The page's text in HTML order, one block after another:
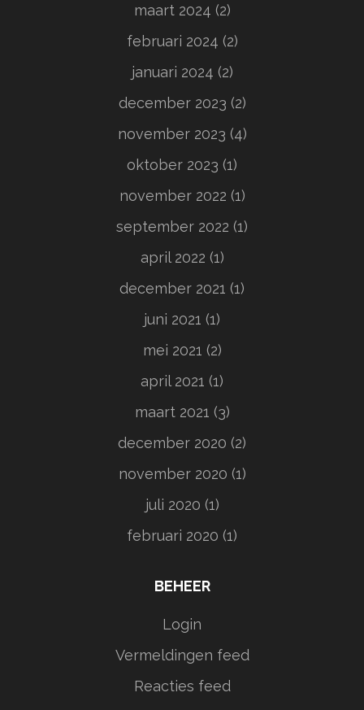
maart 2024 (2)
februari 2024 (2)
januari 2024 (2)
december 2023 (2)
november 2023 (4)
oktober 2023 (1)
november 2022 (1)
september 2022 (1)
april 2022 (1)
december 2021 (1)
juni 2021 (1)
mei 2021 (2)
april 2021 (1)
maart 2021 (3)
december 2020 (2)
november 2020 (1)
juli 2020 (1)
februari 2020 (1)
BEHEER
Login
Vermeldingen feed
Reacties feed